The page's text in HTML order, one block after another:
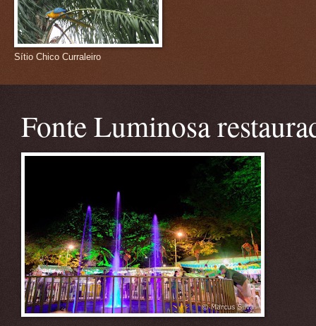
Sítio Chico Curraleiro
Fonte Luminosa